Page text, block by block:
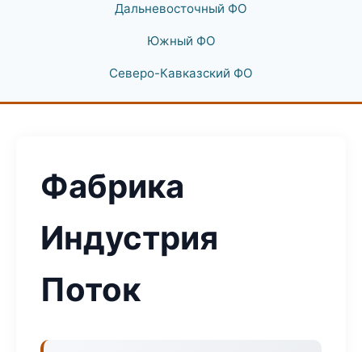
Дальневосточный ФО
Южный ФО
Северо-Кавказский ФО
Фабрика
Индустрия
Поток